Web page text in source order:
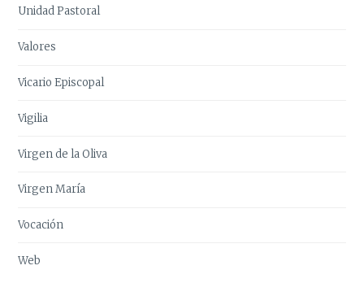
Unidad Pastoral
Valores
Vicario Episcopal
Vigilia
Virgen de la Oliva
Virgen María
Vocación
Web